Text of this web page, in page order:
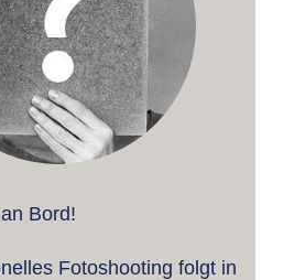
Bord!
Fotoshooting folgt in